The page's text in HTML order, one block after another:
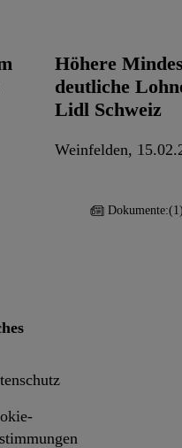
Höhere
deutliche
Lidl Schweiz
Weinfelden,
Dokumente:(1)